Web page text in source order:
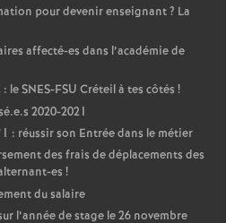
pour devenir enseignant? La
affecté-es dans l’académie de
leSNES-FSU Créteil à tes côtés !
2020-2021
: réussir son Entrée dans le métier
des frais de déplacements des
es !
du salaire
l’année de stage le 26 novembre